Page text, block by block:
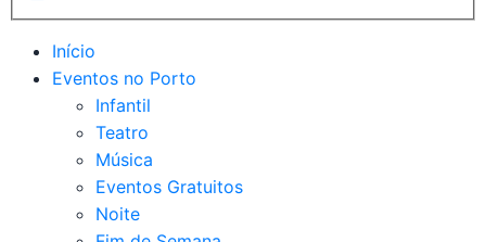
Início
Eventos no Porto
Infantil
Teatro
Música
Eventos Gratuitos
Noite